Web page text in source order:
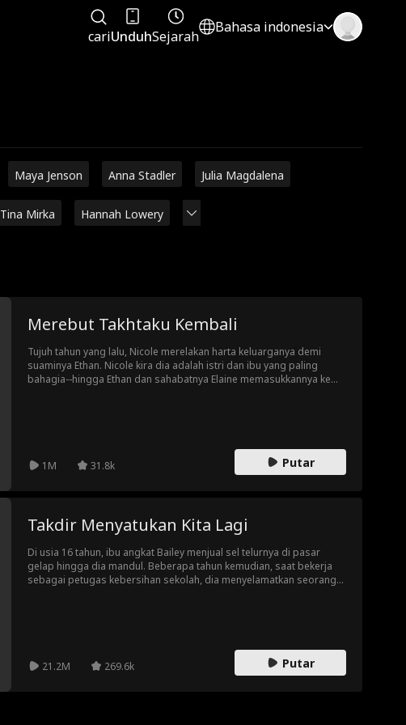
cariUnduhSejarah
Bahasa indonesia
Maya Jenson Anna Stadler Julia Magdalena
Tina Mirka Hannah Lowery
Merebut Takhtaku Kembali
Tujuh tahun yang lalu, Nicole merelakan harta keluarganya demi
suaminya Ethan. Nicole kira dia adalah istri dan ibu yang paling
bahagia--hingga Ethan dan sahabatnya Elaine memasukkannya ke
1M 31.8k Putar
Takdir Menyatukan Kita Lagi
Di usia 16 tahun, ibu angkat Bailey menjual sel telurnya di pasar
gelap hingga dia mandul. Beberapa tahun kemudian, saat bekerja
sebagai petugas kebersihan sekolah, dia menyelamatkan seorang
21.2M 269.6k Putar